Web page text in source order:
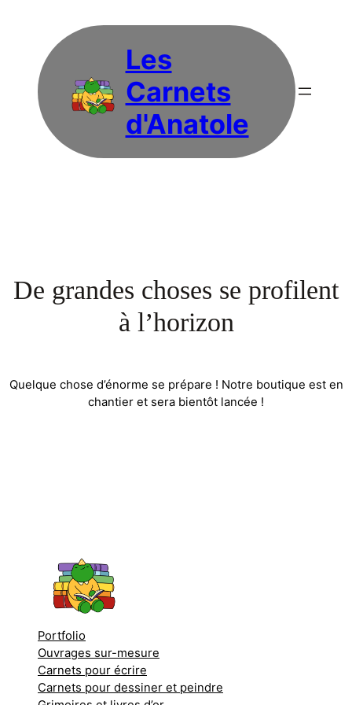
Les
Carnets
d'Anatole
De grandes choses se profilent
à l’horizon
Quelque chose d’énorme se prépare ! Notre boutique est en
chantier et sera bientôt lancée !
Portfolio
Ouvrages sur-mesure
Carnets pour écrire
Carnets pour dessiner et peindre